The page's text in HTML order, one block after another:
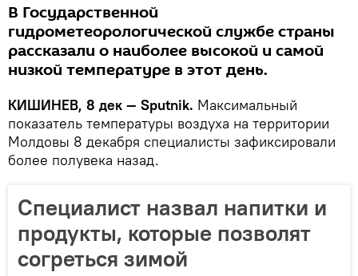
В Государственной
гидрометеорологической службе страны
рассказали о наиболее высокой и самой
низкой температуре в этот день.
КИШИНЕВ, 8 дек — Sputnik. Максимальный
показатель температуры воздуха на территории
Молдовы 8 декабря специалисты зафиксировали
более полувека назад.
Специалист назвал напитки и
продукты, которые позволят
согреться зимой